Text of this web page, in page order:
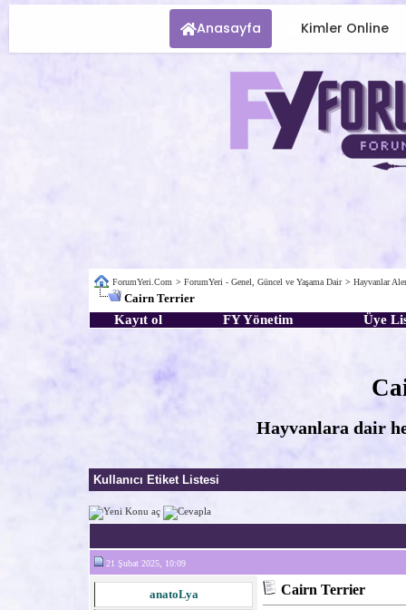
Anasayfa Kimler Online
ForumYeri.Com > ForumYeri - Genel, Güncel ve Yaşama Dair > Hayvanlar
Cairn Terrier
Kayıt ol FY Yönetim Üye
Hayvanlara dair
Kullanıcı Etiket Listesi
21 Şubat 2025, 10:09
anatoLya Cairn Terrier